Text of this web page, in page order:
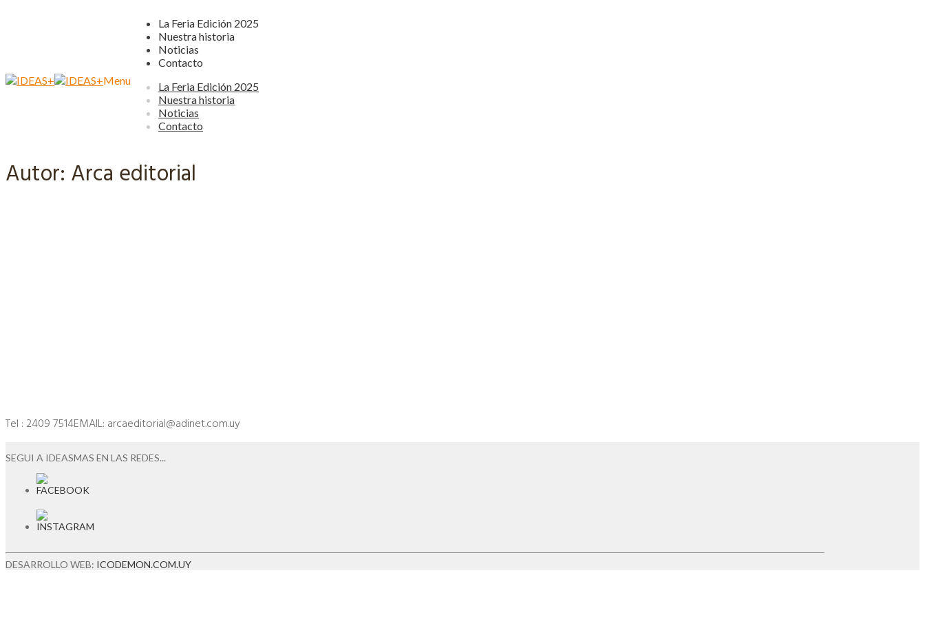
Ir
Ir
Menu
La Feria Edición 2025
Nuestra historia
Noticias
Contacto
La Feria Edición 2025
Nuestra historia
Noticias
Contacto
Autor: Arca editorial
Tel : 2409 7514EMAIL: arcaeditorial@adinet.com.uy
SEGUI A IDEASMAS EN LAS REDES...
DESARROLLO WEB: ICODEMON.COM.UY